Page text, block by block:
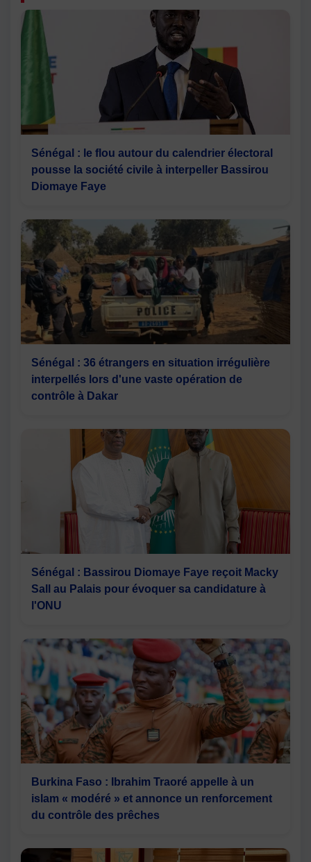
Sénégal : le flou autour du calendrier électoral
pousse la société civile à interpeller Bassirou
Diomaye Faye
Sénégal : 36 étrangers en situation irrégulière
interpellés lors d'une vaste opération de
contrôle à Dakar
Sénégal : Bassirou Diomaye Faye reçoit Macky
Sall au Palais pour évoquer sa candidature à
l'ONU
Burkina Faso : Ibrahim Traoré appelle à un
islam « modéré » et annonce un renforcement
du contrôle des prêches